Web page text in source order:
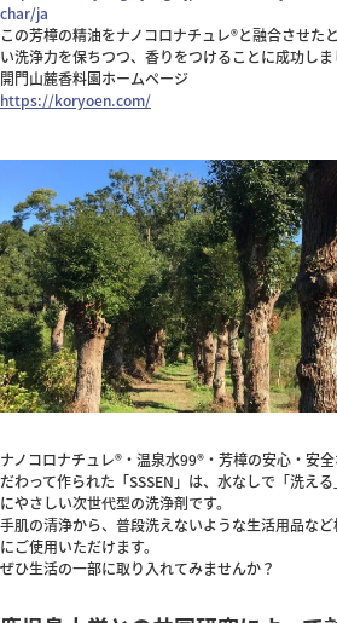
char/ja
この芳樟の精油をナノコロナチュレ®と融合させた
い洗浄力を保ちつつ、香りをつけることに成功しま
開門山麓香料園ホームページ
https://koryoen.com/
ナノコロナチュレ®・温泉水99®・芳樟の安心・安
だわって作られた「SSSEN」は、水なしで「洗え
にやさしい次世代型の洗浄剤です。
手肌の清浄から、普段洗えないような生活用品な
にご使用いただけます。
ぜひ生活の一部に取り入れてみませんか？